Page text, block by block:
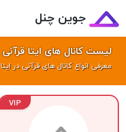
جوین چنل
لیست کانال های ایتا قرآنی
معرفی انواع کانال های قرآنی در ایتا
VIP